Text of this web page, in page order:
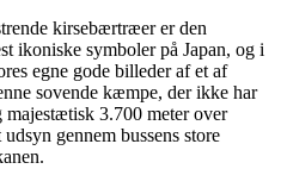
kirsebærtræer er den
ikoniske symboler på Japan, og i
egne gode billeder af et af
sovende kæmpe, der ikke har
3.700 meter over
gennem bussens store